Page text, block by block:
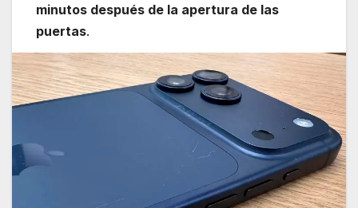
minutos después de la apertura de las
puertas.